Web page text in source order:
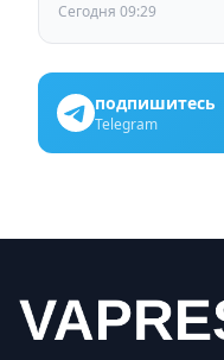
Сегодня 09:29
подпишитесь
Telegram